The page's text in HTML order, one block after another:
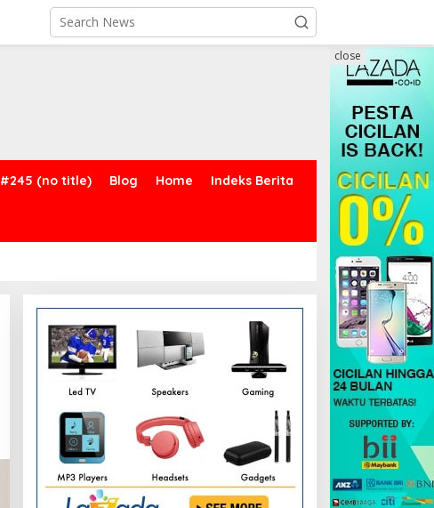
#245 (no title) Blog Home Indeks Berita
close